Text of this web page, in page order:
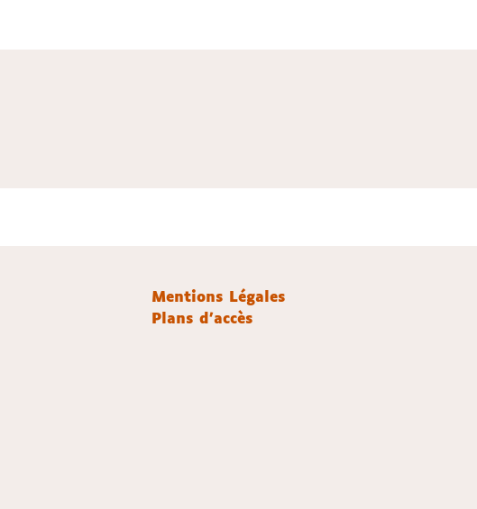
Mentions Légales
Plans d'accès